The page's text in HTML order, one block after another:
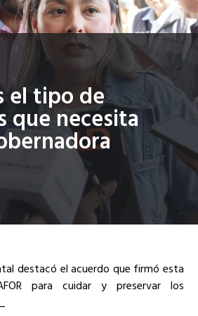
el tipo de
que necesita
destacó el acuerdo que firmó esta
para cuidar y preservar los